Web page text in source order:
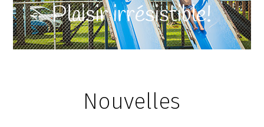
Plaisir irrésistible!
Nouvelles